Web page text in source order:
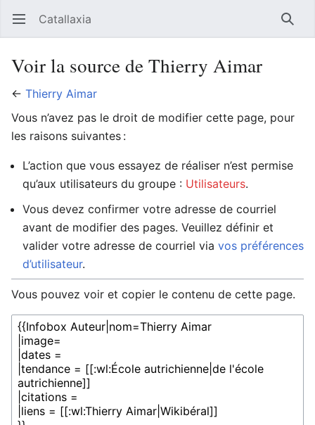
Ouvrir le menu principal Catallaxia
Voir la source de Thierry Aimar
← Thierry Aimar
Vous n’avez pas le droit de modifier cette page, pour
les raisons suivantes :
L’action que vous essayez de réaliser n’est permise
qu’aux utilisateurs du groupe : Utilisateurs.
Vous devez confirmer votre adresse de courriel
avant de modifier des pages. Veuillez définir et
valider votre adresse de courriel via vos préférences
d’utilisateur.
Vous pouvez voir et copier le contenu de cette page.